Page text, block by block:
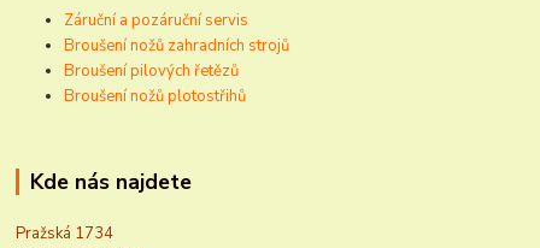
Záruční a pozáruční servis
Broušení nožů zahradních strojů
Broušení pilových řetězů
Broušení nožů plotostřihů
Kde nás najdete
Pražská 1734